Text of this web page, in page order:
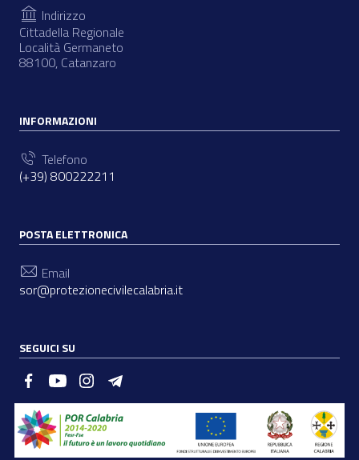
Indirizzo
Cittadella Regionale
Località Germaneto
88100, Catanzaro
INFORMAZIONI
Telefono
(+39) 800222211
POSTA ELETTRONICA
Email
sor@protezionecivilecalabria.it
SEGUICI SU